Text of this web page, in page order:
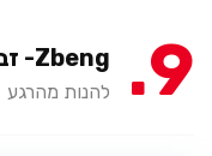
9 Zbeng- זבנג
להנות מהרגע